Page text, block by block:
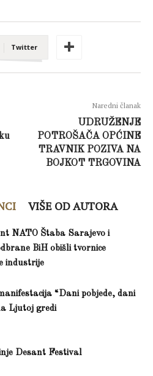
Twitter
Naredni članak
UDRUŽENJE
POTROŠAČA OPĆINE
TRAVNIK POZIVA NA
BOJKOT TRGOVINA
VIŠE OD AUTORA
NATO Štaba Sarajevo i
BiH obišli tvornice
industrije
“Dani pobjede, dani
Ljutoj gredi
Desant Festival